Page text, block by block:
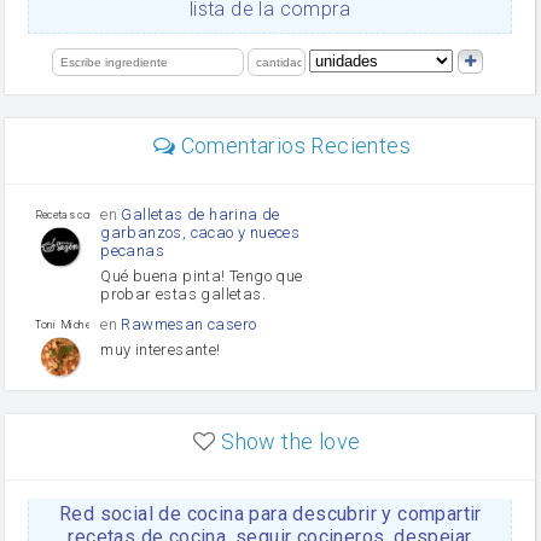
limón
lista de la compra
Comentarios Recientes
Recetas con sazon
en Galletas de harina de
garbanzos, cacao y nueces
pecanas
Qué buena pinta! Tengo que
probar estas galletas.
Toni Michel Caubet
en Rawmesan casero
muy interesante!
enLasaña casera fácil y
HOJALDROSA TV
enGachas de la abuela
Rosa
Show the love
Red social de cocina para descubrir y compartir